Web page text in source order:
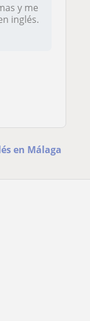
y me
inglés.
en Málaga